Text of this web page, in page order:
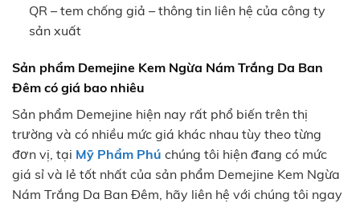
QR – tem chống giả – thông tin liên hệ của công ty
sản xuất
Sản phẩm Demejine Kem Ngừa Nám Trắng Da Ban
Đêm có giá bao nhiêu
Sản phẩm Demejine hiện nay rất phổ biến trên thị
trường và có nhiều mức giá khác nhau tùy theo từng
đơn vị, tại Mỹ Phẩm Phú chúng tôi hiện đang có mức
giá sỉ và lẻ tốt nhất của sản phẩm Demejine Kem Ngừa
Nám Trắng Da Ban Đêm, hãy liên hệ với chúng tôi ngay